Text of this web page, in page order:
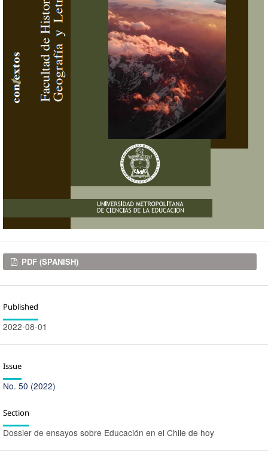
Downloads
PDF (SPANISH)
Published
2022-08-01
Issue
No. 50 (2022)
Section
Dossier de ensayos sobre Educación en el Chile de hoy